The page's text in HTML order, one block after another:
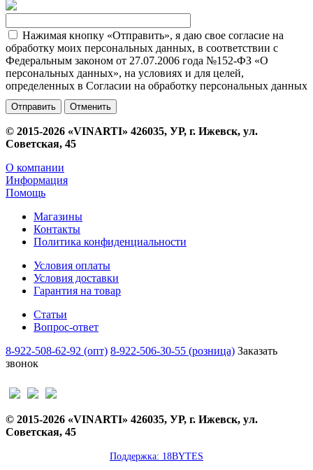
Нажимая кнопку «Отправить», я даю свое согласие на
обработку моих персональных данных, в соответствии с
Федеральным законом от 27.07.2006 года №152-ФЗ «О
персональных данных», на условиях и для целей,
определенных в Согласии на обработку персональных данных
Отменить
© 2015-2026 «VINARTI» 426035, УР, г. Ижевск, ул.
Советская, 45
О компании
Информация
Помощь
Магазины
Контакты
Политика конфиденциальности
Условия оплаты
Условия доставки
Гарантия на товар
Статьи
Вопрос-ответ
8-922-508-62-92 (опт) 8-922-506-30-55 (розница) Заказать
звонок
© 2015-2026 «VINARTI» 426035, УР, г. Ижевск, ул.
Советская, 45
Поддержка: 18BYTES